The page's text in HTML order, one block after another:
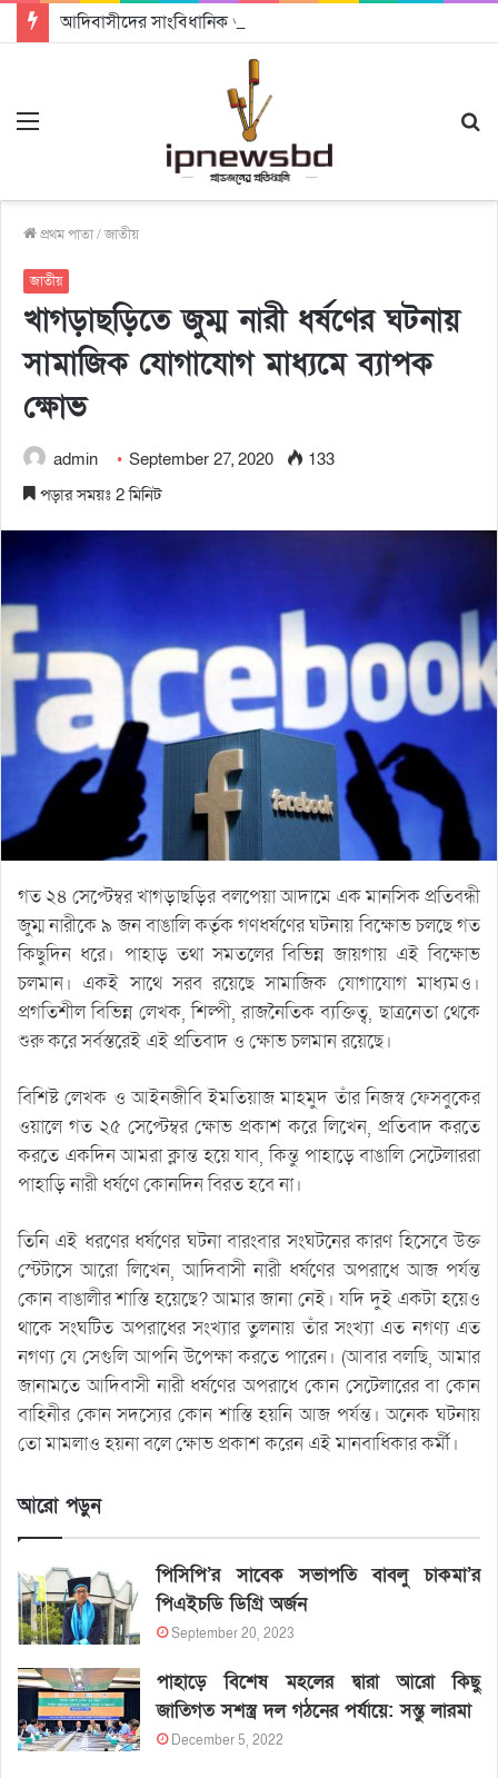
প্রথম পাতা/জাতীয়
জাতীয়
খাগড়াছড়িতে জুম্ম নারী ধর্ষণের ঘটনায়
সামাজিক যোগাযোগ মাধ্যমে ব্যাপক
ক্ষোভ
admin September 27, 2020
133
পড়ার সময়ঃ 2 মিনিট
গত ২৪ সেপ্টেম্বর খাগড়াছড়ির বলপেয়া আদামে এক মানসিক প্রতিবন্ধী
জুম্ম নারীকে ৯ জন বাঙালি কর্তৃক গণধর্ষণের ঘটনায় বিক্ষোভ চলছে গত
কিছুদিন ধরে। পাহাড় তথা সমতলের বিভিন্ন জায়গায় এই বিক্ষোভ
চলমান। একই সাথে সরব রয়েছে সামাজিক যোগাযোগ মাধ্যমও।
প্রগতিশীল বিভিন্ন লেখক, শিল্পী, রাজনৈতিক ব্যক্তিত্ব, ছাত্রনেতা থেকে
শুরু করে সর্বস্তরেই এই প্রতিবাদ ও ক্ষোভ চলমান রয়েছে।
বিশিষ্ট লেখক ও আইনজীবি ইমতিয়াজ মাহমুদ তাঁর নিজস্ব ফেসবুকের
ওয়ালে গত ২৫ সেপ্টেম্বর ক্ষোভ প্রকাশ করে লিখেন, প্রতিবাদ করতে
করতে একদিন আমরা ক্লান্ত হয়ে যাব, কিন্তু পাহাড়ে বাঙালি সেটেলাররা
পাহাড়ি নারী ধর্ষণে কোনদিন বিরত হবে না।
তিনি এই ধরণের ধর্ষণের ঘটনা বারংবার সংঘটনের কারণ হিসেবে উক্ত
স্টেটাসে আরো লিখেন, আদিবাসী নারী ধর্ষণের অপরাধে আজ পর্যন্ত
কোন বাঙালীর শাস্তি হয়েছে? আমার জানা নেই। যদি দুই একটা হয়েও
থাকে সংঘটিত অপরাধের সংখ্যার তুলনায় তাঁর সংখ্যা এত নগণ্য এত
নগণ্য যে সেগুলি আপনি উপেক্ষা করতে পারেন। (আবার বলছি, আমার
জানামতে আদিবাসী নারী ধর্ষণের অপরাধে কোন সেটেলারের বা কোন
বাহিনীর কোন সদস্যের কোন শাস্তি হয়নি আজ পর্যন্ত। অনেক ঘটনায়
তো মামলাও হয়না বলে ক্ষোভ প্রকাশ করেন এই মানবাধিকার কর্মী।
আরো পড়ুন
পিসিপি’র সাবেক সভাপতি বাবলু চাকমা’র
পিএইচডি ডিগ্রি অর্জন
September 20, 2023
পাহাড়ে বিশেষ মহলের দ্বারা আরো কিছু
জাতিগত সশস্ত্র দল গঠনের পর্যায়ে: সন্তু লারমা
December 5, 2022